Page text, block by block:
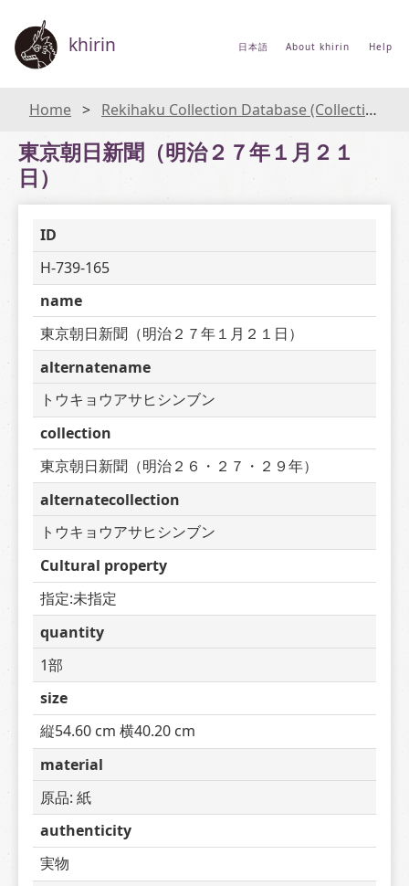
khirin 日本語 About khirin Help
Home Rekihaku Collection Database (Collections Database of the National Museum of Japanese History)
東京朝日新聞（明治２７年１月２１
日）
ID
H-739-165
name
東京朝日新聞（明治２７年１月２１日）
alternatename
トウキョウアサヒシンブン
collection
東京朝日新聞（明治２６・２７・２９年）
alternatecollection
トウキョウアサヒシンブン
Cultural property
指定:未指定
quantity
1部
size
縦54.60 cm 横40.20 cm
material
原品: 紙
authenticity
実物